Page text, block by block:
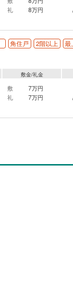
礼
8万円
角住戸 2階以上 最
敷金/礼金
敷
7万円
礼
7万円